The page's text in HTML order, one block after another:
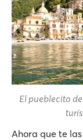
El pueblecito
Ahora que te